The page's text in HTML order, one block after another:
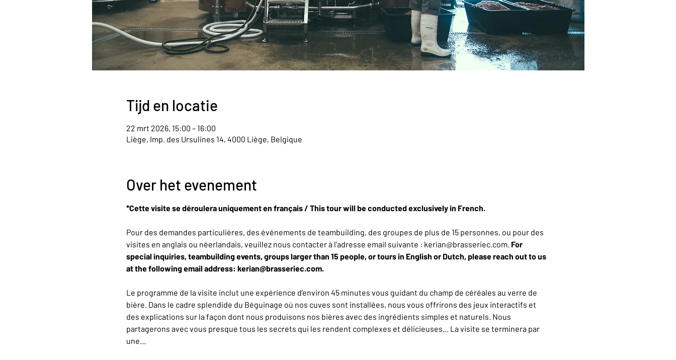
Tijd en locatie
22 mrt 2026, 15:00 – 16:00
Liège, Imp. des Ursulines 14, 4000 Liège, Belgique
Over het evenement
*Cette visite se déroulera uniquement en français / This tour will be conducted exclusively in French.
Pour des demandes particulières, des événements de teambuilding, des groupes de plus de 15 personnes, ou pour des
visites en anglais ou néerlandais, veuillez nous contacter à l’adresse email suivante : kerian@brasseriec.com. For
special inquiries, teambuilding events, groups larger than 15 people, or tours in English or Dutch, please reach out to us
at the following email address: kerian@brasseriec.com.
Le programme de la visite inclut une expérience d’environ 45 minutes vous guidant du champ de céréales au verre de
bière. Dans le cadre splendide du Béguinage où nos cuves sont installées, nous vous offrirons des jeux interactifs et
des explications sur la façon dont nous produisons nos bières avec des ingrédients simples et naturels. Nous
partagerons avec vous presque tous les secrets qui les rendent complexes et délicieuses... La visite se terminera par
une…